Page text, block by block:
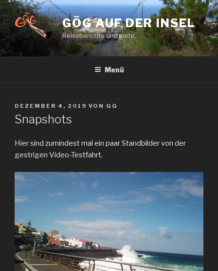
Zum
Inhalt
springen
GÖG AUF DER INSEL
Reiseberichte und mehr.
Menü
VERÖFFENTLICHT
AM
DEZEMBER 4, 2019 VON GG
Snapshots
Hier sind zumindest mal ein paar Standbilder von der
gestrigen Video-Testfahrt.